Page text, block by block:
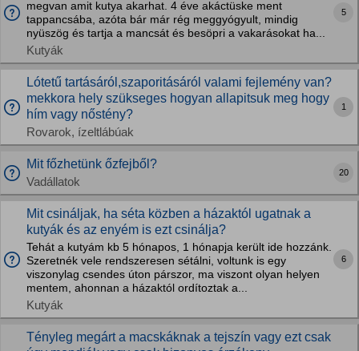
megvan amit kutya akarhat. 4 éve akáctüske ment
tappancsába, azóta bár már rég meggyógyult, mindig
nyüszög és tartja a mancsát és besöpri a vakarásokat ha...
Kutyák
5
Lótetű tartásáról,szaporitásáról valami fejlemény van?
mekkora hely szükseges hogyan allapitsuk meg hogy
hím vagy nőstény?
Rovarok, ízeltlábúak
1
Mit főzhetünk őzfejből?
Vadállatok
20
Mit csináljak, ha séta közben a házaktól ugatnak a
kutyák és az enyém is ezt csinálja?
Tehát a kutyám kb 5 hónapos, 1 hónapja került ide hozzánk.
Szeretnék vele rendszeresen sétálni, voltunk is egy
viszonylag csendes úton párszor, ma viszont olyan helyen
mentem, ahonnan a házaktól ordítoztak a...
Kutyák
6
Tényleg megárt a macskáknak a tejszín vagy ezt csak